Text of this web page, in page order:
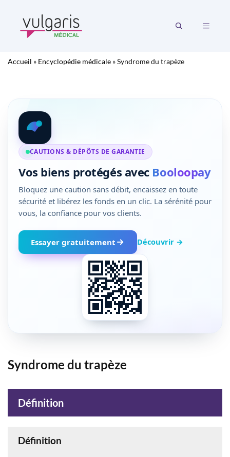
contenu
MENU
Accueil » Encyclopédie médicale »Syndrome du trapèze
CAUTIONS & DÉPÔTS DE GARANTIE
Vos biens protégés avec Booloopay
Bloquez une caution sans débit, encaissez en toute
sécurité et libérez les fonds en un clic. La sérénité pour
vous, la confiance pour vos clients.
Essayer gratuitement Découvrir →
Syndrome du trapèze
Définition
Définition